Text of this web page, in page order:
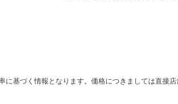
基づく情報となります。価格につきましては直接店